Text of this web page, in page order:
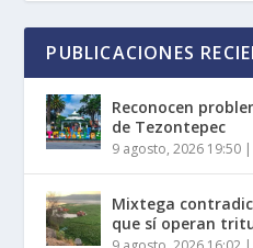
PUBLICACIONES
Reconocen
de Tezontepec
9 agosto, 2026 19:50 |
Mixtega
que sí operan